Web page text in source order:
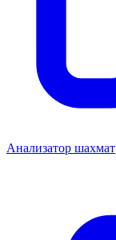
Анализатор шахмат